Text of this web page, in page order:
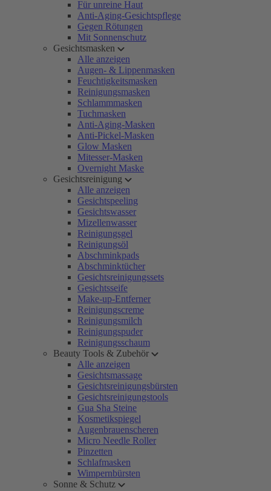
Für unreine Haut
Anti-Aging-Gesichtspflege
Gegen Rötungen
Mit Sonnenschutz
Gesichtsmasken
Alle anzeigen
Augen- & Lippenmasken
Feuchtigkeitsmasken
Reinigungsmasken
Schlammmasken
Tuchmasken
Anti-Aging-Masken
Anti-Pickel-Masken
Glow Masken
Mitesser-Masken
Overnight Maske
Gesichtsreinigung
Alle anzeigen
Gesichtspeeling
Gesichtswasser
Mizellenwasser
Reinigungsgel
Reinigungsöl
Abschminkpads
Abschminktücher
Gesichtsreinigungssets
Gesichtsseife
Make-up-Entferner
Reinigungscreme
Reinigungsmilch
Reinigungspuder
Reinigungsschaum
Beauty Tools & Zubehör
Alle anzeigen
Gesichtsmassage
Gesichtsreinigungsbürsten
Gesichtsreinigungstools
Gua Sha Steine
Kosmetikspiegel
Augenbrauenscheren
Micro Needle Roller
Pinzetten
Schlafmasken
Wimpernbürsten
Sonne & Schutz